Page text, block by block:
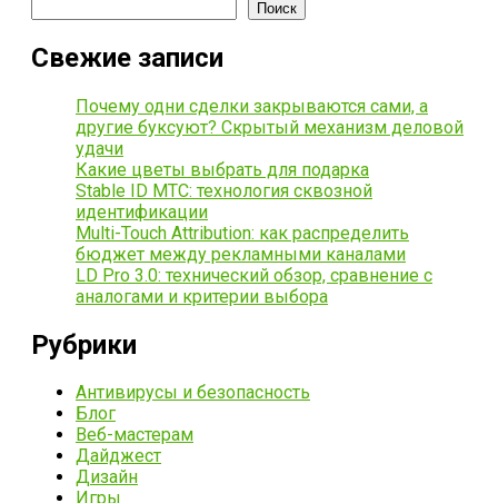
Поиск
Свежие записи
Почему одни сделки закрываются сами, а
другие буксуют? Скрытый механизм деловой
удачи
Какие цветы выбрать для подарка
Stable ID МТС: технология сквозной
идентификации
Multi-Touch Attribution: как распределить
бюджет между рекламными каналами
LD Pro 3.0: технический обзор, сравнение с
аналогами и критерии выбора
Рубрики
Антивирусы и безопасность
Блог
Веб-мастерам
Дайджест
Дизайн
Игры